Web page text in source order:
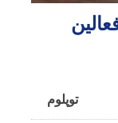
توپلوم